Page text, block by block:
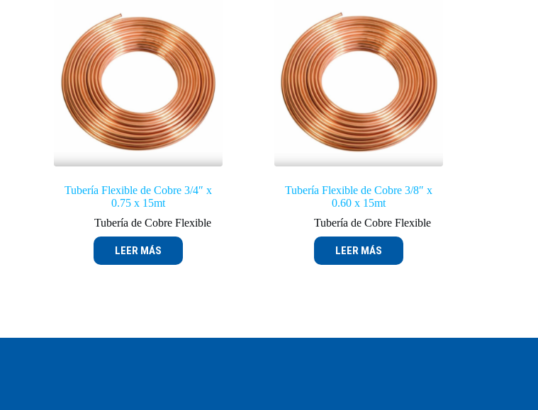
Tubería Flexible de Cobre 3/4″ x
0.75 x 15mt
Tubería de Cobre Flexible
LEER MÁS
Tubería Flexible de Cobre 3/8″ x
0.60 x 15mt
Tubería de Cobre Flexible
LEER MÁS